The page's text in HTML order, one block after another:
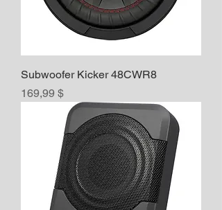
Subwoofer Kicker 48CWR8
Prix
169,99 $